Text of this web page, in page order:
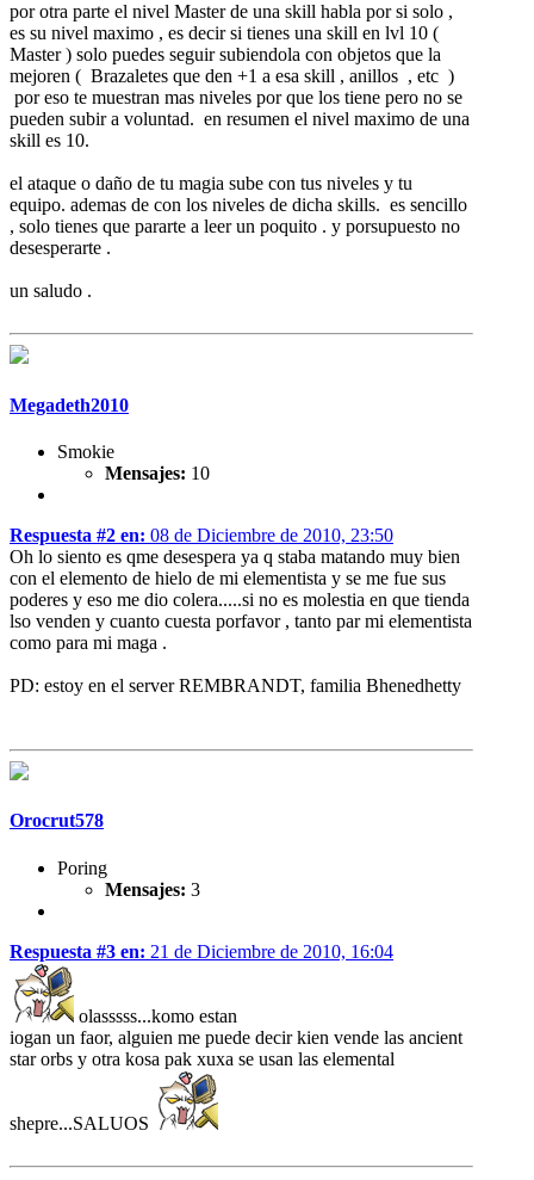
por otra parte el nivel Master de una skill habla por si solo ,
es su nivel maximo , es decir si tienes una skill en lvl 10 (
Master ) solo puedes seguir subiendola con objetos que la
mejoren ( Brazaletes que den +1 a esa skill , anillos , etc )
por eso te muestran mas niveles por que los tiene pero no se
pueden subir a voluntad. en resumen el nivel maximo de una
skill es 10.
el ataque o daño de tu magia sube con tus niveles y tu
equipo. ademas de con los niveles de dicha skills. es sencillo
, solo tienes que pararte a leer un poquito . y porsupuesto no
desesperarte .
un saludo .
Megadeth2010
Smokie
Mensajes: 10
Respuesta #2 en: 08 de Diciembre de 2010, 23:50
Oh lo siento es qme desespera ya q staba matando muy bien
con el elemento de hielo de mi elementista y se me fue sus
poderes y eso me dio colera.....si no es molestia en que tienda
lso venden y cuanto cuesta porfavor , tanto par mi elementista
como para mi maga .
PD: estoy en el server REMBRANDT, familia Bhenedhetty
Orocrut578
Poring
Mensajes: 3
Respuesta #3 en: 21 de Diciembre de 2010, 16:04
olasssss...komo estan
iogan un faor, alguien me puede decir kien vende las ancient
star orbs y otra kosa pak xuxa se usan las elemental
shepre...SALUOS